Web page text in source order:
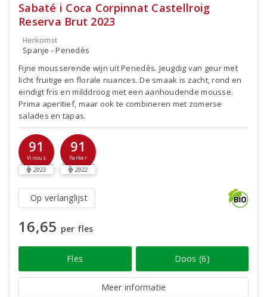
Sabaté i Coca Corpinnat Castellroig
Reserva Brut 2023
Herkomst
Spanje - Penedès
Fijne mousserende wijn uit Penedès. Jeugdig van geur met
licht fruitige en florale nuances. De smaak is zacht, rond en
eindigt fris en milddroog met een aanhoudende mousse.
Prima aperitief, maar ook te combineren met zomerse
salades en tapas.
91
Vinous
2023
91
Parker
2022
Op verlanglijst
16,65 per fles
Fles Doos (6)
Meer informatie